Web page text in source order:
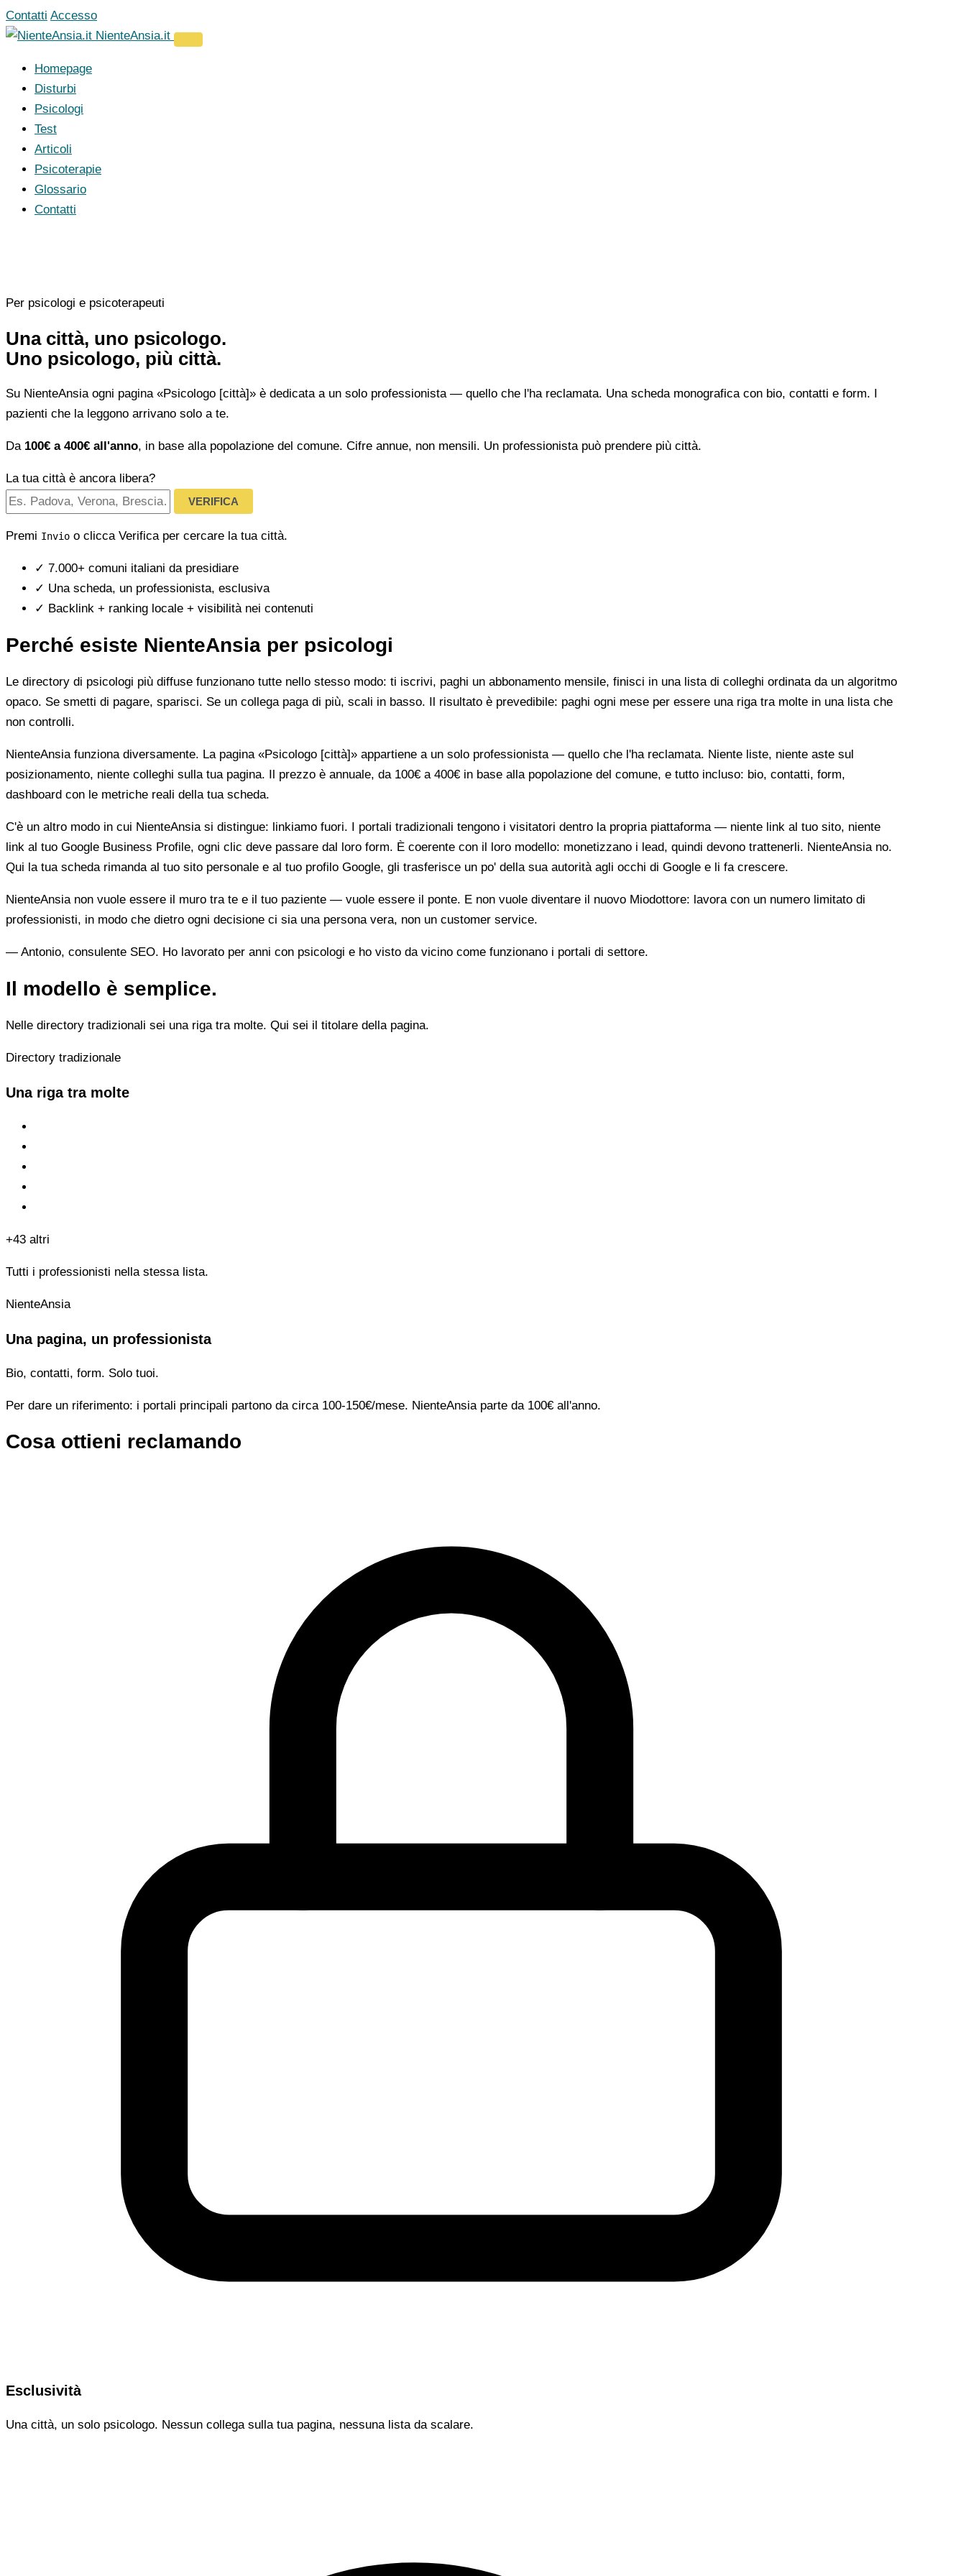
Vai
al
Contatti Accesso
NienteAnsia.it
Homepage
Disturbi
Psicologi
Test
Articoli
Psicoterapie
Glossario
Contatti
Per psicologi e psicoterapeuti
Una città, uno psicologo.
Uno psicologo, più città.
Su NienteAnsia ogni pagina «Psicologo [città]» è dedicata a un solo professionista — quello che l'ha reclamata. Una scheda monografica con bio, contatti e form. I
pazienti che la leggono arrivano solo a te.
Da 100€ a 400€ all'anno, in base alla popolazione del comune. Cifre annue, non mensili. Un professionista può prendere più città.
La tua città è ancora libera?
VERIFICA
Premi Invio o clicca Verifica per cercare la tua città.
✓ 7.000+ comuni italiani da presidiare
✓ Una scheda, un professionista, esclusiva
✓ Backlink + ranking locale + visibilità nei contenuti
Perché esiste NienteAnsia per psicologi
Le directory di psicologi più diffuse funzionano tutte nello stesso modo: ti iscrivi, paghi un abbonamento mensile, finisci in una lista di colleghi ordinata da un algoritmo
opaco. Se smetti di pagare, sparisci. Se un collega paga di più, scali in basso. Il risultato è prevedibile: paghi ogni mese per essere una riga tra molte in una lista che
non controlli.
NienteAnsia funziona diversamente. La pagina «Psicologo [città]» appartiene a un solo professionista — quello che l'ha reclamata. Niente liste, niente aste sul
posizionamento, niente colleghi sulla tua pagina. Il prezzo è annuale, da 100€ a 400€ in base alla popolazione del comune, e tutto incluso: bio, contatti, form,
dashboard con le metriche reali della tua scheda.
C'è un altro modo in cui NienteAnsia si distingue: linkiamo fuori. I portali tradizionali tengono i visitatori dentro la propria piattaforma — niente link al tuo sito, niente
link al tuo Google Business Profile, ogni clic deve passare dal loro form. È coerente con il loro modello: monetizzano i lead, quindi devono trattenerli. NienteAnsia no.
Qui la tua scheda rimanda al tuo sito personale e al tuo profilo Google, gli trasferisce un po' della sua autorità agli occhi di Google e li fa crescere.
NienteAnsia non vuole essere il muro tra te e il tuo paziente — vuole essere il ponte. E non vuole diventare il nuovo Miodottore: lavora con un numero limitato di
professionisti, in modo che dietro ogni decisione ci sia una persona vera, non un customer service.
— Antonio, consulente SEO. Ho lavorato per anni con psicologi e ho visto da vicino come funzionano i portali di settore.
Il modello è semplice.
Nelle directory tradizionali sei una riga tra molte. Qui sei il titolare della pagina.
Directory tradizionale
Una riga tra molte
+43 altri
Tutti i professionisti nella stessa lista.
NienteAnsia
Una pagina, un professionista
Bio, contatti, form. Solo tuoi.
Per dare un riferimento: i portali principali partono da circa 100-150€/mese. NienteAnsia parte da 100€ all'anno.
Cosa ottieni reclamando
Esclusività
Una città, un solo psicologo. Nessun collega sulla tua pagina, nessuna lista da scalare.